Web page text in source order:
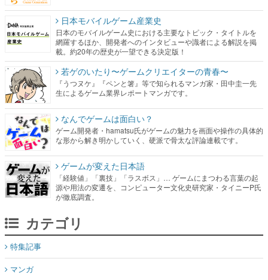
日本モバイルゲーム産業史
日本のモバイルゲーム史における主要なトピック・タイトルを
網羅するほか、開発者へのインタビューや識者による解説を掲
載。約20年の歴史が一望できる決定版！
若ゲのいたり〜ゲームクリエイターの青春〜
『うつヌケ』『ペンと箸』等で知られるマンガ家・田中圭一先
生によるゲーム業界レポートマンガです。
なんでゲームは面白い？
ゲーム開発者・hamatsu氏がゲームの魅力を画面や操作の具体的
な形から解き明かしていく、硬派で骨太な評論連載です。
ゲームが変えた日本語
「経験値」「裏技」「ラスボス」… ゲームにまつわる言葉の起
源や用法の変遷を、コンピューター文化史研究家・タイニーP氏
が徹底調査。
カテゴリ
特集記事
マンガ